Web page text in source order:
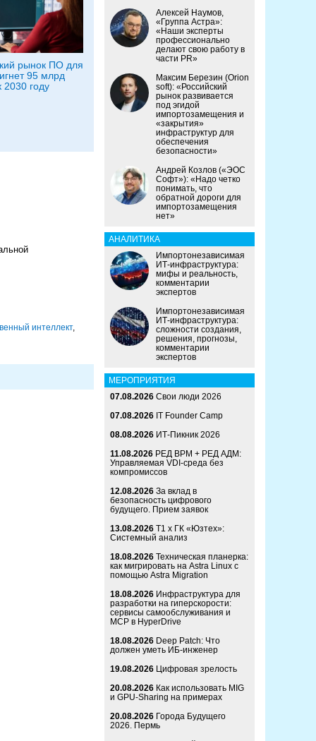
рынок ПО для
95 млрд
2030 году
интеллект,
Алексей Наумов,
«Группа Астра»:
«Наши эксперты
профессионально
делают свою работу в
части PR»
Максим Березин (Orion
soft): «Российский
рынок развивается
под эгидой
импортозамещения и
«закрытия»
инфраструктур для
обеспечения
безопасности»
Андрей Козлов («ЭОС
Софт»): «Надо четко
понимать, что
обратной дороги для
импортозамещения
нет»
АНАЛИТИКА
Импортонезависимая
ИТ-инфраструктура:
мифы и реальность,
комментарии
экспертов
Импортонезависимая
ИТ-инфраструктура:
сложности создания,
решения, прогнозы,
комментарии
экспертов
МЕРОПРИЯТИЯ
07.08.2026 Свои люди 2026
07.08.2026 IT Founder Camp
08.08.2026 ИТ-Пикник 2026
11.08.2026 РЕД ВРМ + РЕД АДМ:
Управляемая VDI-среда без
компромиссов
12.08.2026 За вклад в
безопасность цифрового
будущего. Прием заявок
13.08.2026 Т1 x ГК «Юзтех»:
Системный анализ
18.08.2026 Техническая планерка:
как мигрировать на Astra Linux с
помощью Astra Migration
18.08.2026 Инфраструктура для
разработки на гиперскорости:
сервисы самообслуживания и
MCP в HyperDrive
18.08.2026 Deep Patch: Что
должен уметь ИБ-инженер
19.08.2026 Цифровая зрелость
20.08.2026 Как использовать MIG
и GPU-Sharing на примерах
20.08.2026 Города Будущего
2026. Пермь